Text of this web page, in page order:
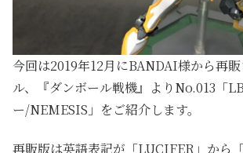
今回は2019年12月にBANDAI様から再
ル、『ダンボール戦機』よりNo.013「
ー/NEMESIS」をご紹介します。
再販版は英語表記が「LUCIFER」から